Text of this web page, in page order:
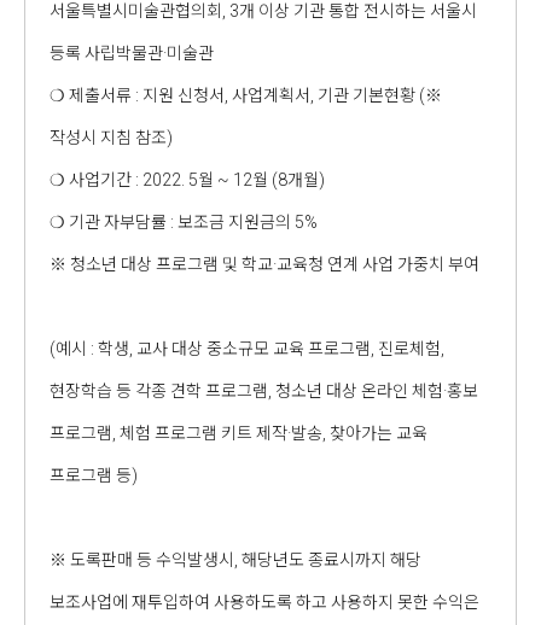
서울특별시미술관협의회, 3개 이상 기관 통합 전시하는 서울시
등록 사립박물관·미술관
❍ 제출서류 : 지원 신청서, 사업계획서, 기관 기본현황 (※
작성시 지침 참조)
❍ 사업기간 : 2022. 5월 ~ 12월 (8개월)
❍ 기관 자부담률 : 보조금 지원금의 5%
※ 청소년 대상 프로그램 및 학교·교육청 연계 사업 가중치 부여
(예시 : 학생, 교사 대상 중소규모 교육 프로그램, 진로체험,
현장학습 등 각종 견학 프로그램, 청소년 대상 온라인 체험·홍보
프로그램, 체험 프로그램 키트 제작·발송, 찾아가는 교육
프로그램 등)
※ 도록판매 등 수익발생시, 해당년도 종료시까지 해당
보조사업에 재투입하여 사용하도록 하고 사용하지 못한 수익은